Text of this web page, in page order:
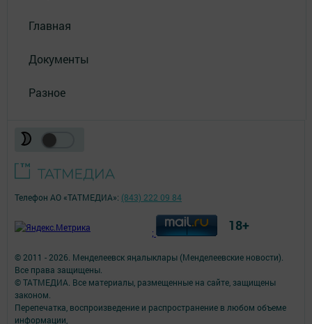
Главная
Документы
Разное
© 2011 - 2026. Менделеевск яӊалыклары (Менделеевские новости).
Все права защищены.
© ТАТМЕДИА. Все материалы, размещенные на сайте, защищены
законом.
Перепечатка, воспроизведение и распространение в любом объеме
информации,
Телефон АО «ТАТМЕДИА»: (843) 222 09 84
; 18+